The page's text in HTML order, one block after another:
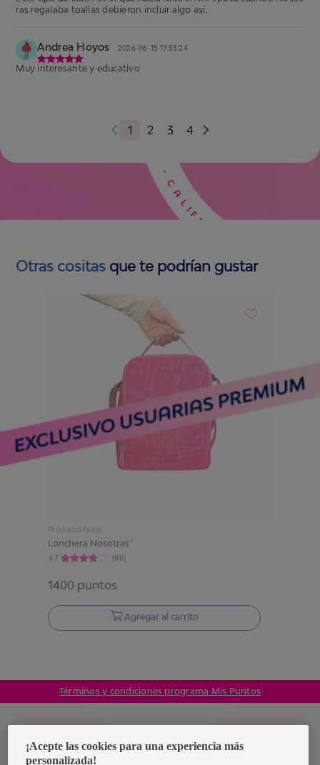
ras regalaba toallas debieron incluir algo así.
Andrea Hoyos 2026-06-15 17:33:24
Muy interesante y educativo
1 2 3 4
Otras cositas que te podrían gustar
Producto físico
Lonchera Nosotras®
4.7 (88)
1400 puntos
Agregar al carrito
Términos y condiciones programa Mis Puntos
¡Acepte las cookies para una experiencia más
personalizada!